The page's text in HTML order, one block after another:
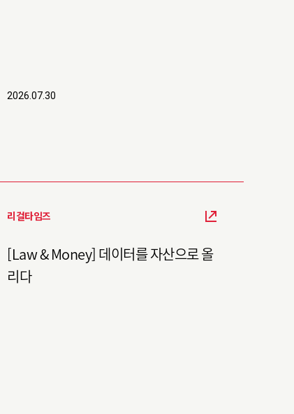
2026.07.30
리걸타임즈
[Law & Money] 데이터를 자산으로 올
리다